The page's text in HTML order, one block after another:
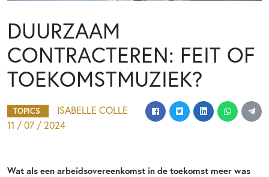
DUURZAAM
CONTRACTEREN: FEIT OF
TOEKOMSTMUZIEK?
TOPICS
ISABELLE COLLE
11 / 07 / 2024
Wat als een arbeidsovereenkomst in de toekomst meer was